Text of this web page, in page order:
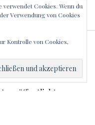
veröffentlicht.
verwendet Cookies. Wenn du
Verwendung von Cookies
Kontrolle von Cookies,